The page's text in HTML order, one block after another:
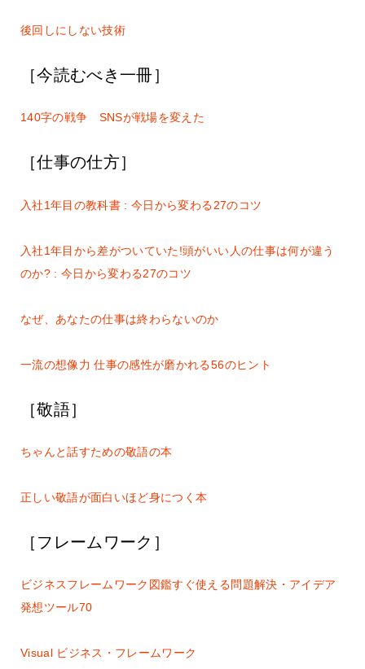
後回しにしない技術
［今読むべき一冊］
140字の戦争 SNSが戦場を変えた
［仕事の仕方］
入社1年目の教科書 : 今日から変わる27のコツ
入社1年目から差がついていた!頭がいい人の仕事は何が違う
のか? : 今日から変わる27のコツ
なぜ、あなたの仕事は終わらないのか
一流の想像力 仕事の感性が磨かれる56のヒント
［敬語］
ちゃんと話すための敬語の本
正しい敬語が面白いほど身につく本
［フレームワーク］
ビジネスフレームワーク図鑑すぐ使える問題解決・アイデア
発想ツール70
Visual ビジネス・フレームワーク